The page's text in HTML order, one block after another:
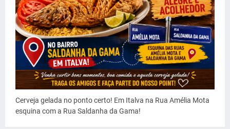
Cerveja gelada no ponto certo! Em Italva na Rua Amélia Mota
esquina com a Rua Saldanha da Gama!